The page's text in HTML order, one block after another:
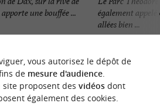
apporte une bouffée ...
également appelé
allées bien ...
vous autorisez le dépôt de
de mesure d'audience.
proposent des vidéosdont
également des cookies.